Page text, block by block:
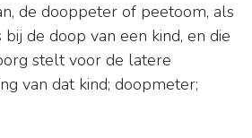
de dooppeter of peetoom, als
de doop van een kind, en die
stelt voor de latere
van dat kind; doopmeter;